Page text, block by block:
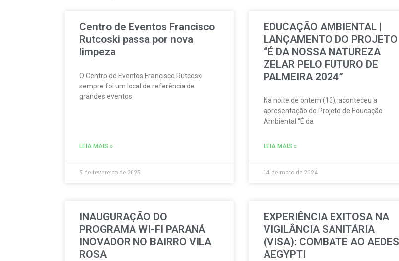
Centro de Eventos Francisco
Rutcoski passa por nova
limpeza
O Centro de Eventos Francisco Rutcoski
sempre foi um local de referência de
grandes eventos
LEIA MAIS »
5 de fevereiro de 2025
EDUCAÇÃO AMBIENTAL |
LANÇAMENTO DO PROJETO
“É DA NOSSA NATUREZA
ZELAR PELO FUTURO DE
PALMEIRA 2024”
Na noite de ontem (13), aconteceu a
apresentação do Projeto de Educação
Ambiental “É da
LEIA MAIS »
14 de maio de 2024
INAUGURAÇÃO DO
PROGRAMA WI-FI PARANÁ
INOVADOR NO BAIRRO VILA
ROSA
EXPERIÊNCIA EXITOSA NA
VIGILÂNCIA SANITÁRIA
(VISA): COMBATE AO AEDES
AEGYPTI